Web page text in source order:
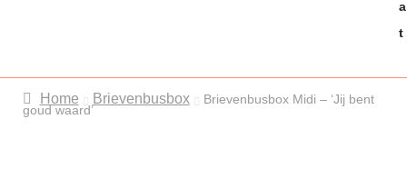
a
t
Home Brievenbusbox Brievenbusbox Midi – ‘Jij bent
goud waard’